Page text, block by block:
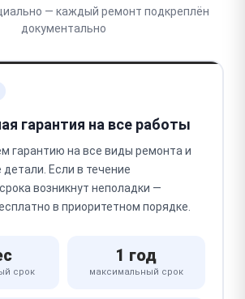
— каждый ремонт подкреплён
документально
гарантия на все работы
гарантию на все виды ремонта и
Если в течение
возникнут неполадки —
в приоритетном порядке.
срок
1 год
максимальный срок